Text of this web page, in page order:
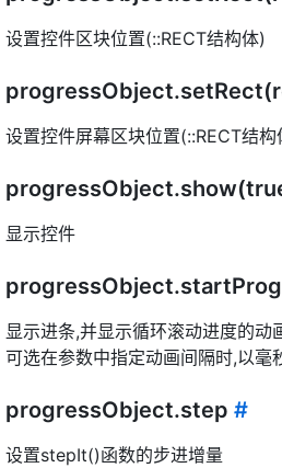
设置控件区块位置(::RECT结构体)
设置控件屏幕区块位置(::RECT结构
显示控件
显示进条,并显示循环滚动进度的动
可选在参数中指定动画间隔时,以毫
progressObject.step #
设置stepIt()函数的步进增量